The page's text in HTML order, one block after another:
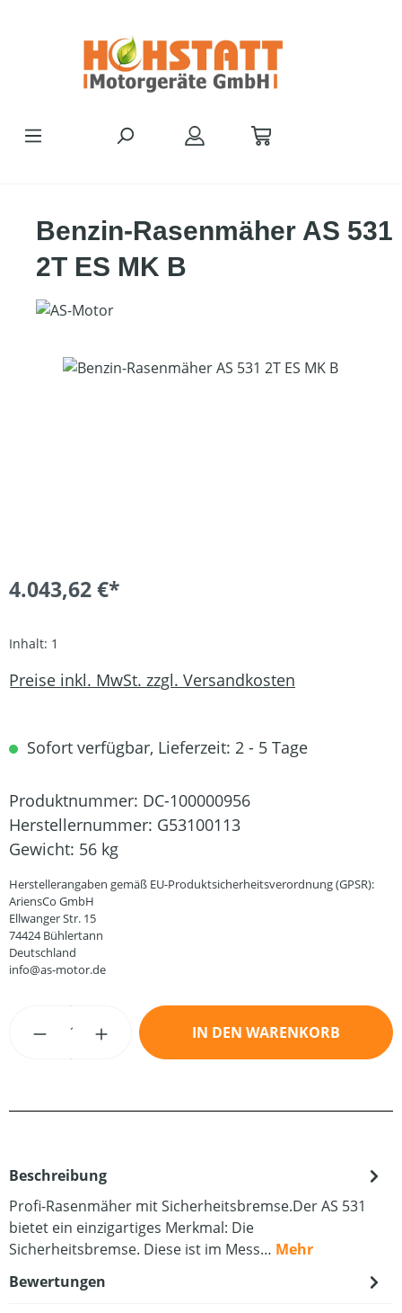
Benzin-Rasenmäher AS 531
2T ES MK B
Bildergalerie überspringen
4.043,62 €*
Inhalt: 1
Preise inkl. MwSt. zzgl. Versandkosten
Sofort verfügbar, Lieferzeit: 2 - 5 Tage
Produktnummer: DC-100000956
Herstellernummer: G53100113
Gewicht: 56 kg
Herstellerangaben gemäß EU-Produktsicherheitsverordnung (GPSR):
AriensCo GmbH
Ellwanger Str. 15
74424 Bühlertann
Deutschland
info@as-motor.de
Produkt Anzahl: Gib den gewünschten
IN DEN WARENKORB
Beschreibung
Profi-Rasenmäher mit Sicherheitsbremse.Der AS 531
bietet ein einzigartiges Merkmal: Die
Sicherheitsbremse. Diese ist im Mess… Mehr
Bewertungen